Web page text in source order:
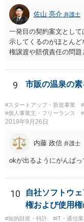
佐山 亮介 弁護士
一発目の契約案文とし
示してくるのがほとん
権譲渡や賠償責任の問
ます（実際、民法の原
じて損害の補償をしな
そこで「これはうちの
回答があれば、今後の信
して契約を見送られた方
9 市販の温泉の
#スタートアップ・新規事業
#個人事業主・フリーランス
2019年9月26日
内藤 政信 弁護士
okが出るようにがんばっ
10
自社ソフトウ
権および使用
#知的財産・特許 #IT・通信業